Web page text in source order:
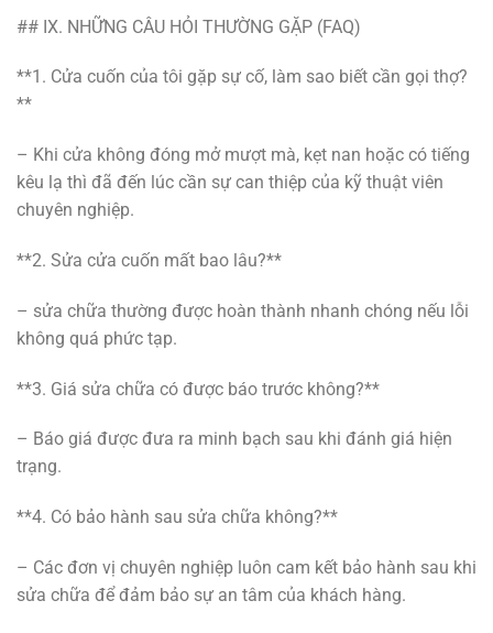
## IX. NHỮNG CÂU HỎI THƯỜNG GẶP (FAQ)
**1. Cửa cuốn của tôi gặp sự cố, làm sao biết cần gọi thợ?
**
– Khi cửa không đóng mở mượt mà, kẹt nan hoặc có tiếng
kêu lạ thì đã đến lúc cần sự can thiệp của kỹ thuật viên
chuyên nghiệp.
**2. Sửa cửa cuốn mất bao lâu?**
– sửa chữa thường được hoàn thành nhanh chóng nếu lỗi
không quá phức tạp.
**3. Giá sửa chữa có được báo trước không?**
– Báo giá được đưa ra minh bạch sau khi đánh giá hiện
trạng.
**4. Có bảo hành sau sửa chữa không?**
– Các đơn vị chuyên nghiệp luôn cam kết bảo hành sau khi
sửa chữa để đảm bảo sự an tâm của khách hàng.